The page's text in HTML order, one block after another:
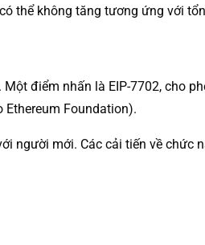
thể không tăng tương ứng với
điểm nhấn là EIP-7702, cho
Foundation).
người mới. Các cải tiến về chức